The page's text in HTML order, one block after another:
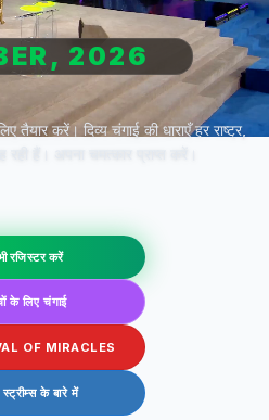
2026
करें। दिव्य चंगाई की धाराएँ हर राष्ट्र,
रजिस्टर करें
के लिए चंगाई
OF MIRACLES
स्ट्रीम्स के बारे में